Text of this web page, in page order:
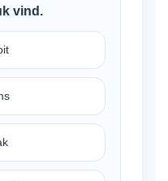
vind.